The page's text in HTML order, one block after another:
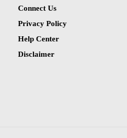
Connect Us
Privacy Policy
Help Center
Disclaimer